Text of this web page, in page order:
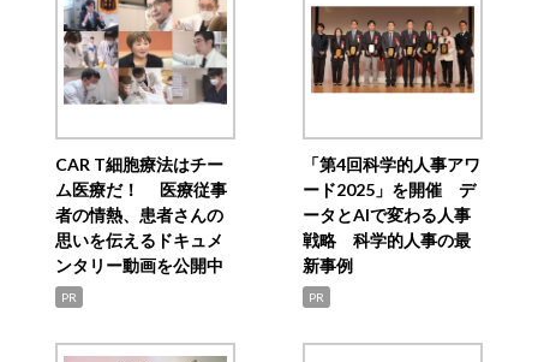
CAR T細胞療法はチー
ム医療だ！ 医療従事
者の情熱、患者さんの
思いを伝えるドキュメ
ンタリー動画を公開中
PR
「第4回科学的人事アワ
ード2025」を開催 デ
ータとAIで変わる人事
戦略 科学的人事の最
新事例
PR